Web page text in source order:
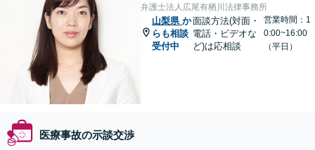
弁護士法人広尾有栖川法律事務所
山梨県 か
らも相談
受付中
面談方法(対面・
電話・ビデオな
ど)は応相談
営業時間：1
0:00~16:00
（平日）
医療事故の示談交渉